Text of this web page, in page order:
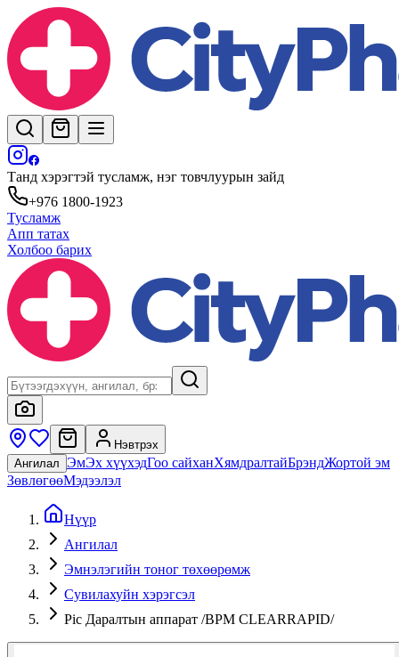
Танд хэрэгтэй тусламж, нэг товчлуурын зайд
+976 1800-1923
Тусламж
Апп татах
Холбоо барих
Нэвтрэх
Ангилал ЭмЭх хүүхэдГоо сайханХямдралтайБрэндЖортой эм
ЗөвлөгөөМэдээлэл
Нүүр
Ангилал
Эмнэлэгийн тоног төхөөрөмж
Сувилахуйн хэрэгсэл
Pic Даралтын аппарат /BPM CLEARRAPID/